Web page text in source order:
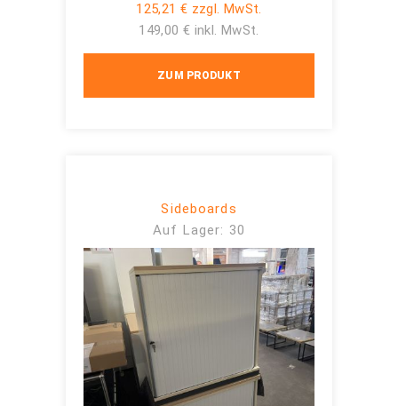
125,21 € zzgl. MwSt.
149,00 € inkl. MwSt.
ZUM PRODUKT
Sideboards
Auf Lager: 30